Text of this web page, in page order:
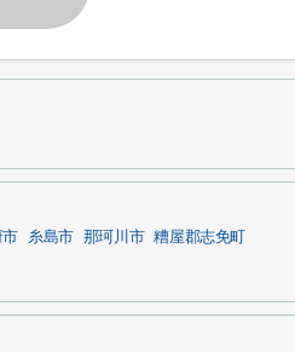
市 糸島市 那珂川市 糟屋郡志免町